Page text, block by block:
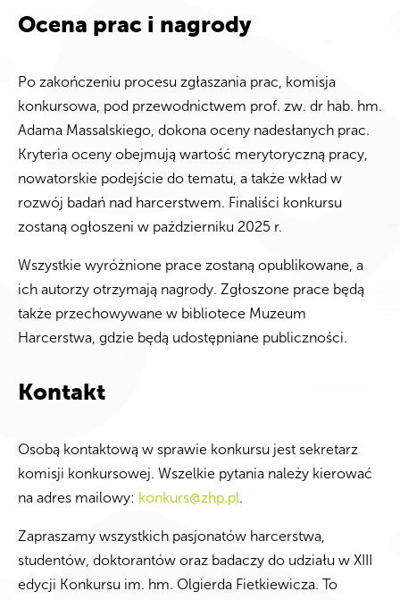
Ocena prac i nagrody
Po zakończeniu procesu zgłaszania prac, komisja
konkursowa, pod przewodnictwem prof. zw. dr hab. hm.
Adama Massalskiego, dokona oceny nadesłanych prac.
Kryteria oceny obejmują wartość merytoryczną pracy,
nowatorskie podejście do tematu, a także wkład w
rozwój badań nad harcerstwem. Finaliści konkursu
zostaną ogłoszeni w październiku 2025 r.
Wszystkie wyróżnione prace zostaną opublikowane, a
ich autorzy otrzymają nagrody. Zgłoszone prace będą
także przechowywane w bibliotece Muzeum
Harcerstwa, gdzie będą udostępniane publiczności.
Kontakt
Osobą kontaktową w sprawie konkursu jest sekretarz
komisji konkursowej. Wszelkie pytania należy kierować
na adres mailowy: konkurs@zhp.pl.
Zapraszamy wszystkich pasjonatów harcerstwa,
studentów, doktorantów oraz badaczy do udziału w XIII
edycji Konkursu im. hm. Olgierda Fietkiewicza. To